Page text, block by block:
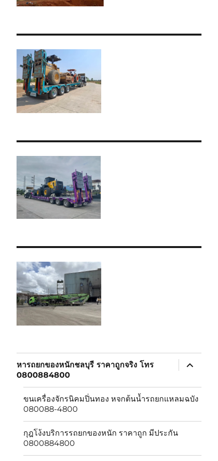
หารถยกของหนักชลบุรี ราคาถูกจริง โทร
0800884800
expand
child
ขนเครื่องจักรนิคมปิ่นทอง หจกต้นน้ำรถยกแหลมฉบัง
080088-4800
กุฎโง้งบริการรถยกของหนัก ราคาถูก มีประกัน
0800884800